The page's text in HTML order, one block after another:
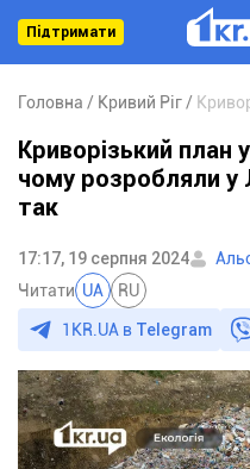
Підтримати
Головна Кривий Ріг
Криворізький план
чому розробляли у
так
17:17, 19 серпня 2024
Читати UA RU
1KR.UA в Telegram